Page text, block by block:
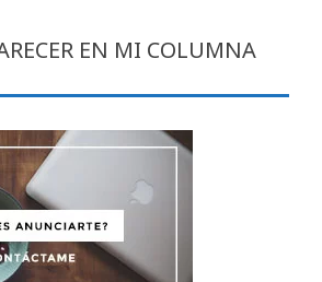
EN MI COLUMNA